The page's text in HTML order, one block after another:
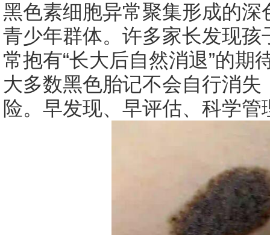
黑色素细胞异常聚集形成的
青少年群体。许多家长发现
常抱有“长大后自然消退”的期
大多数黑色胎记不会自行消
险。早发现、早评估、科学